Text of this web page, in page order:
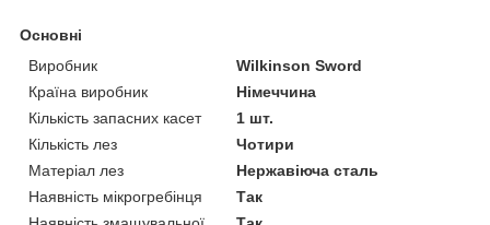
Основні
Виробник
Wilkinson Sword
Країна виробник
Німеччина
Кількість запасних касет
1 шт.
Кількість лез
Чотири
Матеріал лез
Нержавіюча сталь
Наявність мікрогребінця
Так